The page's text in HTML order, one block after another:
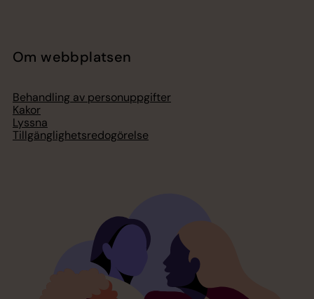
Om webbplatsen
Behandling av personuppgifter
Kakor
Lyssna
Tillgänglighetsredogörelse